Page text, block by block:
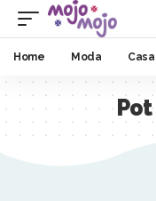
Home Moda
Pot